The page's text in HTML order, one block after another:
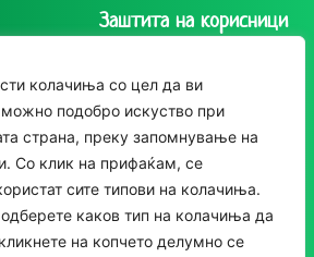
колачиња со цел да ви
подобро искуство при
страна, преку запомнување на
Со клик на прифаќам, се
сите типови на колачиња.
каков тип на колачиња да
на копчето делумно се
Заштита на корисници
приватност
Политика за колачиња
Следете нè
Instagram
Facebook